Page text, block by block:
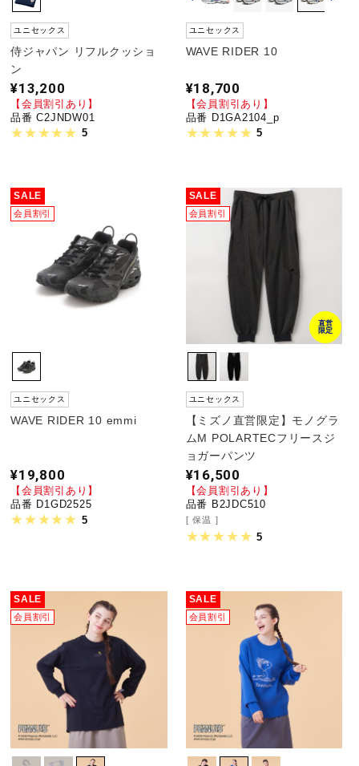
ユニセックス
侍ジャパン リフルクッショ
ン
¥13,200
【会員割引あり】
品番 C2JNDW01
5
ユニセックス
WAVE RIDER 10
¥18,700
【会員割引あり】
品番 D1GA2104_p
5
SALE
会員割引
ユニセックス
WAVE RIDER 10 emmi
¥19,800
【会員割引あり】
品番 D1GD2525
5
SALE
会員割引
直営
限定
ユニセックス
【ミズノ直営限定】モノグラ
ムM POLARTECフリースジ
ョガーパンツ
¥16,500
【会員割引あり】
品番 B2JDC510
保温
5
SALE
会員割引
SALE
会員割引